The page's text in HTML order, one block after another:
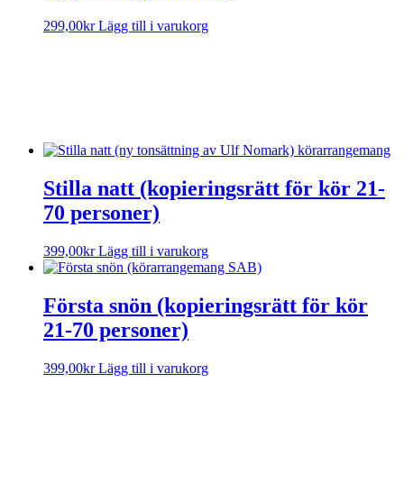
299,00kr Lägg till i varukorg
Stilla natt (kopieringsrätt för kör 21-
70 personer)
399,00kr Lägg till i varukorg
Första snön (kopieringsrätt för kör
21-70 personer)
399,00kr Lägg till i varukorg